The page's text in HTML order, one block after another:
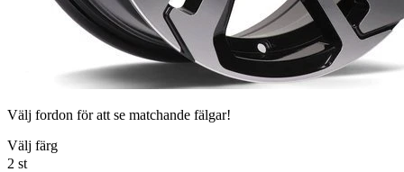
Välj fordon för att se matchande fälgar!
Välj färg
2 st